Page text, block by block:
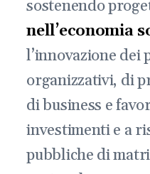
sostenendo
nell’economia
l’innovazione dei
organizzativi, di
di business e
investimenti e a
pubbliche di